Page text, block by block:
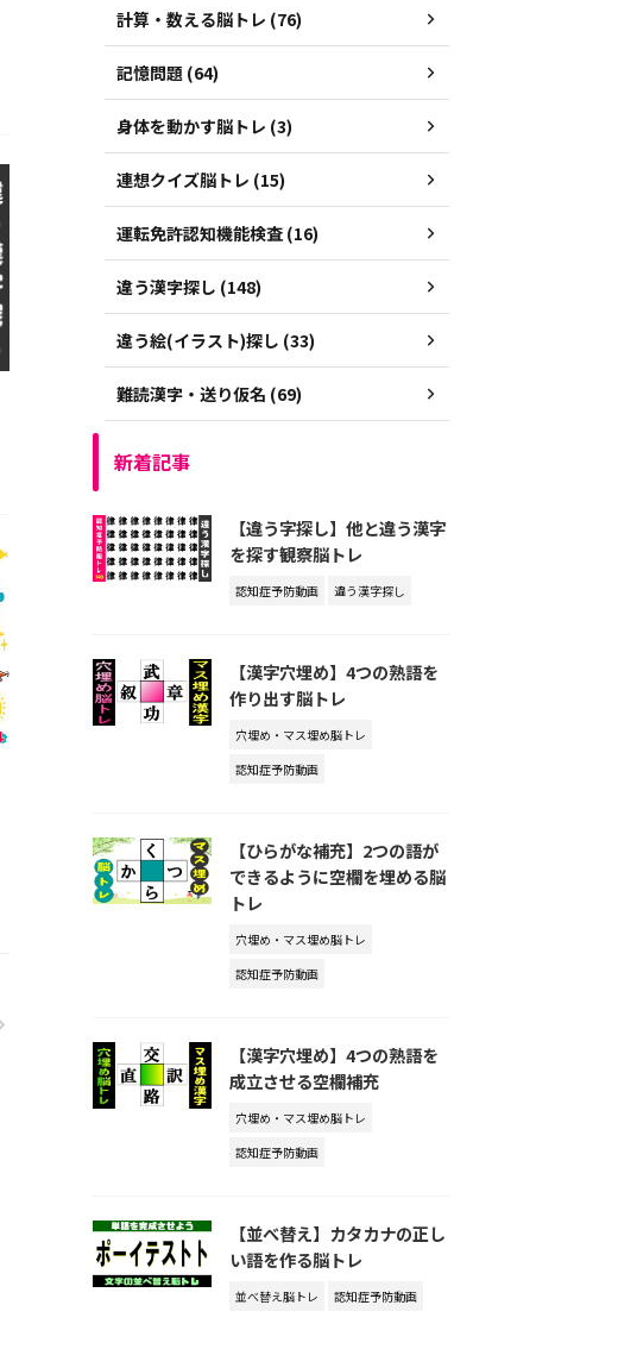
計算・数える脳トレ (76)
記憶問題 (64)
身体を動かす脳トレ (3)
連想クイズ脳トレ (15)
運転免許認知機能検査 (16)
違う漢字探し (148)
違う絵(イラスト)探し (33)
難読漢字・送り仮名 (69)
新着記事
【違う字探し】他と違う漢字
を探す観察脳トレ
認知症予防動画 違う漢字探し
【漢字穴埋め】4つの熟語を
作り出す脳トレ
穴埋め・マス埋め脳トレ
認知症予防動画
【ひらがな補充】2つの語が
できるように空欄を埋める脳
トレ
穴埋め・マス埋め脳トレ
認知症予防動画
【漢字穴埋め】4つの熟語を
成立させる空欄補充
穴埋め・マス埋め脳トレ
認知症予防動画
【並べ替え】カタカナの正し
い語を作る脳トレ
並べ替え脳トレ 認知症予防動画